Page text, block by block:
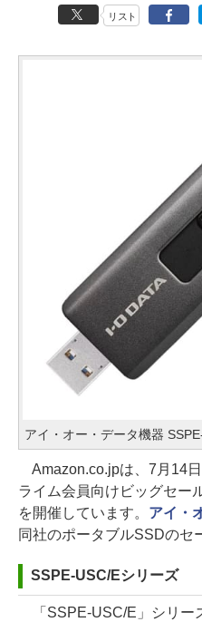
リスト
アイ・オー・データ機器
Amazon.co.jpは、7月14
ライム会員向けビッグセー
を開催しています。 アイ・
同社のポータブルSSDのセ
SSPE-USC/Eシリーズ
「SSPE-USC/E」シリー